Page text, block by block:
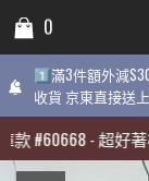
0
1️⃣滿3件額外減
收貨 京東直接送
#60668-超好著
0
1️⃣滿3件額外減
收貨 京東直接送
#60668-超好著
1️⃣滿3件額外
9/8/2026晚截
期最熱賣: 褲款#